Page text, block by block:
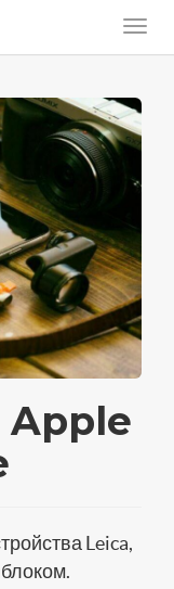
Apple
Leica,